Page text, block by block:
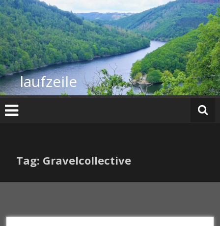
Zum
Inhalt
springen
laufzeile
Tag: Gravelcollective